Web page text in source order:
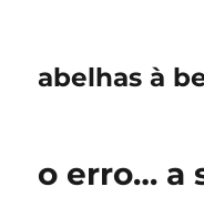
abelhas à
o erro… a